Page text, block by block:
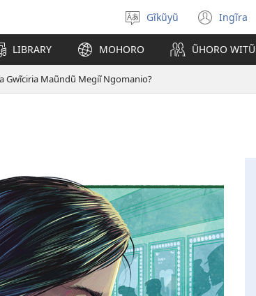
Thuura
rũthiomi
Gĩkũyũ Ingĩra
(opens
new
window)
LIBRARY MOHORO ŨHORO WITŨ
Gwĩciria Maũndũ Megiĩ Ngomanio?